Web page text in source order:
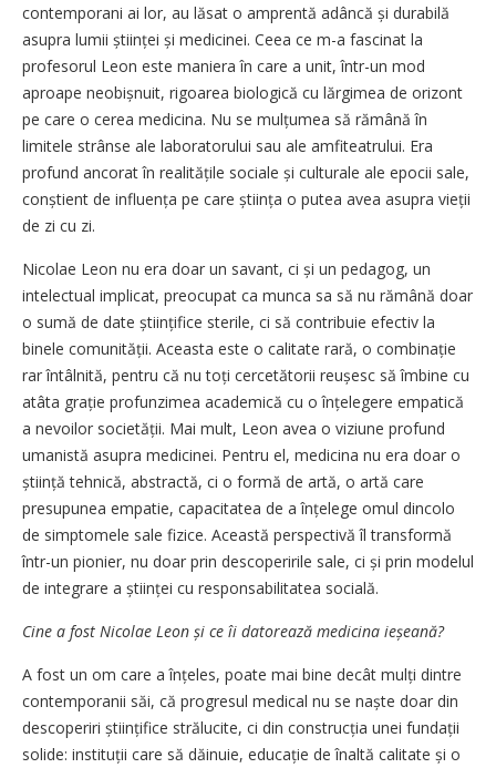
contemporani ai lor, au lăsat o amprentă adâncă și durabilă
asupra lumii științei și medicinei. Ceea ce m-a fascinat la
profesorul Leon este maniera în care a unit, într-un mod
aproape neobișnuit, rigoarea biologică cu lărgimea de orizont
pe care o cerea medicina. Nu se mul­țumea să rămână în
limitele strânse ale laboratorului sau ale amfiteatrului. Era
profund ancorat în realitățile sociale și culturale ale epocii sale,
conștient de influența pe care știința o putea avea asupra vieții
de zi cu zi.
Nicolae Leon nu era doar un savant, ci și un pedagog, un
intelectual implicat, preocupat ca munca sa să nu rămână doar
o sumă de date științifice sterile, ci să contribuie efectiv la
binele comunității. Aceasta este o calitate rară, o combinație
rar întâlnită, pentru că nu toți cercetătorii reușesc să îmbine cu
atâta grație profunzimea academică cu o înțelegere empatică
a nevoilor societății. Mai mult, Leon avea o viziune profund
umanistă asupra medicinei. Pentru el, medicina nu era doar o
știință tehnică, abstractă, ci o formă de artă, o artă care
presupunea empatie, capacitatea de a înțelege omul dincolo
de simptomele sale fizice. Această perspectivă îl transformă
într-un pionier, nu doar prin descoperirile sale, ci și prin modelul
de integrare a științei cu responsabilitatea socială.
Cine a fost Nicolae Leon și ce îi datorează medicina ieșeană?
A fost un om care a înțeles, poate mai bine decât mulți dintre
contemporanii săi, că progresul medical nu se naște doar din
descoperiri științifice strălucite, ci din construcția unei fundații
solide: instituții care să dăinuie, educație de înaltă calitate și o